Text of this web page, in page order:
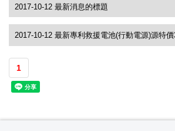
2017-10-12 最新消息的標題
2017-10-12 最新專利救援電池(行動電源)源特價
1